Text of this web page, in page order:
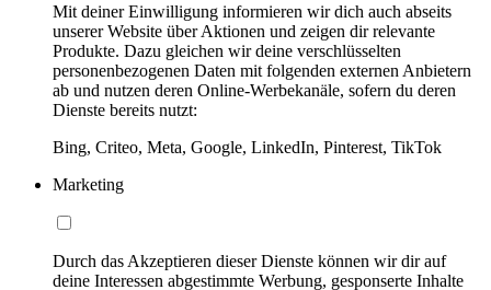
Mit deiner Einwilligung informieren wir dich auch abseits
unserer Website über Aktionen und zeigen dir relevante
Produkte. Dazu gleichen wir deine verschlüsselten
personenbezogenen Daten mit folgenden externen Anbietern
ab und nutzen deren Online-Werbekanäle, sofern du deren
Dienste bereits nutzt:
Bing, Criteo, Meta, Google, LinkedIn, Pinterest, TikTok
Marketing
Durch das Akzeptieren dieser Dienste können wir dir auf
deine Interessen abgestimmte Werbung, gesponserte Inhalte